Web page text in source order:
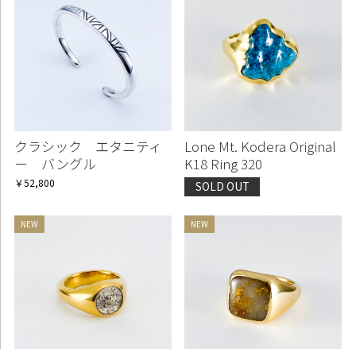
クラシック エタニティ
ー バングル
￥52,800
Lone Mt. Kodera Original
K18 Ring 320
SOLD OUT